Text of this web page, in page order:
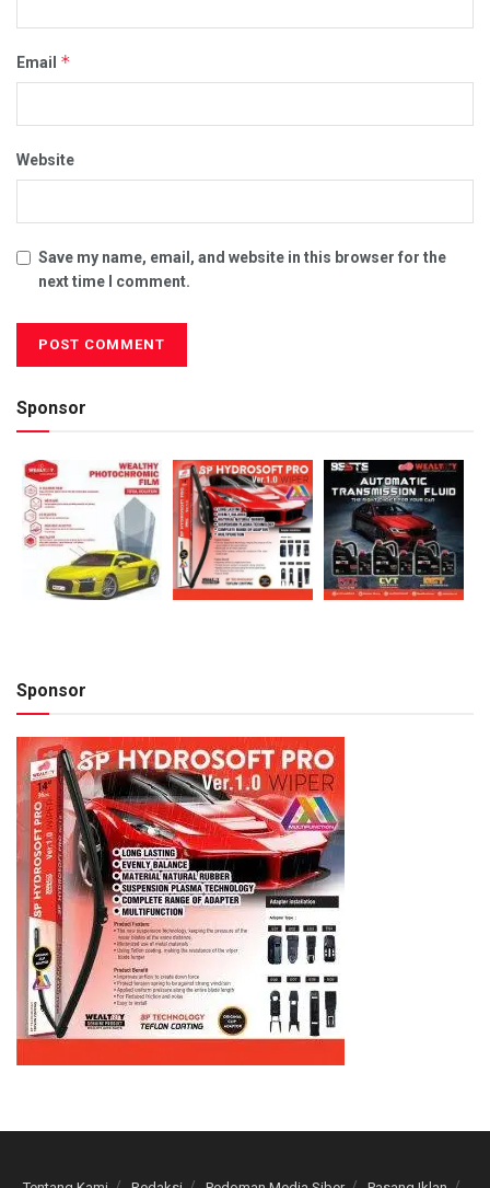
Email *
Website
Save my name, email, and website in this browser for the
next time I comment.
Sponsor
Sponsor